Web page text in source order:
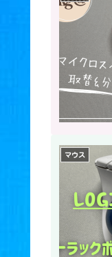
マウス